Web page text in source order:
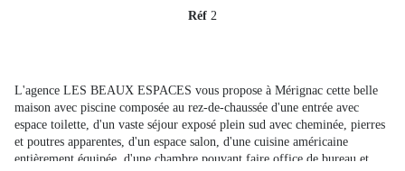
Réf 2
L'agence LES BEAUX ESPACES vous propose à Mérignac cette belle
maison avec piscine composée au rez-de-chaussée d'une entrée avec
espace toilette, d'un vaste séjour exposé plein sud avec cheminée, pierres
et poutres apparentes, d'un espace salon, d'une cuisine américaine
entièrement équipée, d'une chambre pouvant faire office de bureau et